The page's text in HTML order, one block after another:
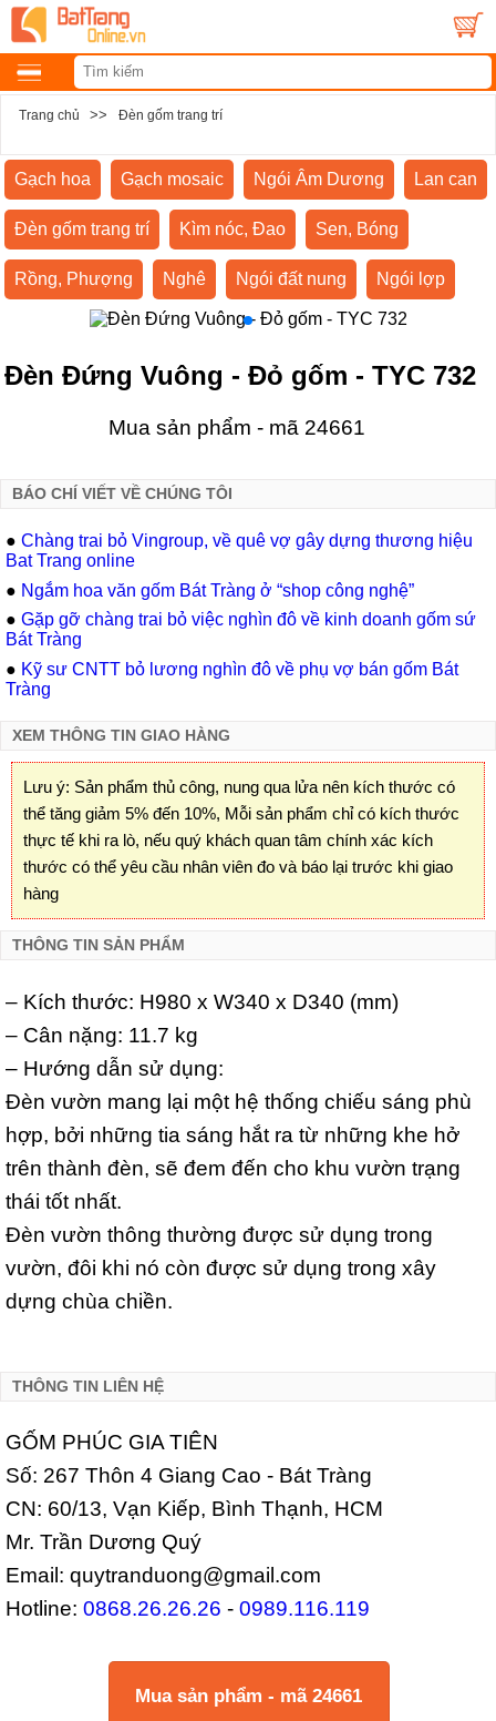
Trang chủ >> Đèn gốm trang trí
Gạch hoa Gạch mosaic Ngói Âm Dương Lan can
Đèn gốm trang trí Kìm nóc, Đao Sen, Bóng
Rồng, Phượng Nghê Ngói đất nung Ngói lợp
Đèn Đứng Vuông - Đỏ gốm - TYC 732
Mua sản phẩm - mã 24661
BÁO CHÍ VIẾT VỀ CHÚNG TÔI
● Chàng trai bỏ Vingroup, về quê vợ gây dựng thương hiệu
Bat Trang online
● Ngắm hoa văn gốm Bát Tràng ở “shop công nghệ”
● Gặp gỡ chàng trai bỏ việc nghìn đô về kinh doanh gốm sứ
Bát Tràng
● Kỹ sư CNTT bỏ lương nghìn đô về phụ vợ bán gốm Bát
Tràng
XEM THÔNG TIN GIAO HÀNG
Lưu ý: Sản phẩm thủ công, nung qua lửa nên kích thước có
thể tăng giảm 5% đến 10%, Mỗi sản phẩm chỉ có kích thước
thực tế khi ra lò, nếu quý khách quan tâm chính xác kích
thước có thể yêu cầu nhân viên đo và báo lại trước khi giao
hàng
THÔNG TIN SẢN PHẨM
– Kích thước: H980 x W340 x D340 (mm)
– Cân nặng: 11.7 kg
– Hướng dẫn sử dụng:
Đèn vườn mang lại một hệ thống chiếu sáng phù
hợp, bởi những tia sáng hắt ra từ những khe hở
trên thành đèn, sẽ đem đến cho khu vườn trạng
thái tốt nhất.
Đèn vườn thông thường được sử dụng trong
vườn, đôi khi nó còn được sử dụng trong xây
dựng chùa chiền.
THÔNG TIN LIÊN HỆ
GỐM PHÚC GIA TIÊN
Số: 267 Thôn 4 Giang Cao - Bát Tràng
CN: 60/13, Vạn Kiếp, Bình Thạnh, HCM
Mr. Trần Dương Quý
Email: quytranduong@gmail.com
Hotline: 0868.26.26.26 - 0989.116.119
Mua sản phẩm - mã 24661